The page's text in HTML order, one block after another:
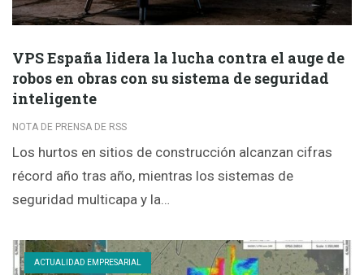
VPS España lidera la lucha contra el auge de
robos en obras con su sistema de seguridad
inteligente
NOTA DE PRENSA DE RSS
Los hurtos en sitios de construcción alcanzan cifras
récord año tras año, mientras los sistemas de
seguridad multicapa y la…
ACTUALIDAD EMPRESARIAL